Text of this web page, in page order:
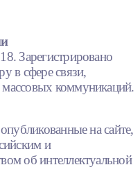
Зарегистрировано
в сфере связи,
коммуникаций.
на сайте,
и
об интеллектуальной